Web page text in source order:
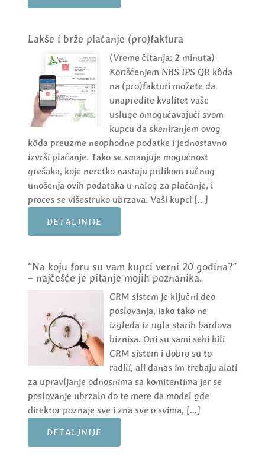
Lakše i brže plaćanje (pro)faktura
(Vreme čitanja: 2 minuta)
Korišćenjem NBS IPS QR kôda
na (pro)fakturi možete da
unapredite kvalitet vaše
usluge omogućavajući svom
kupcu da skeniranjem ovog
kôda preuzme neophodne podatke i jednostavno
izvrši plaćanje. Tako se smanjuje mogućnost
grešaka, koje neretko nastaju prilikom ručnog
unošenja ovih podataka u nalog za plaćanje, i
proces se višestruko ubrzava. Vaši kupci […]
DETALJNIJE
“Na koju foru su vam kupci verni 20 godina?”
– najčešće je pitanje mojih poznanika.
CRM sistem je ključni deo
poslovanja, iako tako ne
izgleda iz ugla starih bardova
biznisa. Oni su sami sebi bili
CRM sistem i dobro su to
radili, ali danas im trebaju alati
za upravljanje odnosnima sa komitentima jer se
poslovanje ubrzalo do te mere da model gde
direktor poznaje sve i zna sve o svima, […]
DETALJNIJE